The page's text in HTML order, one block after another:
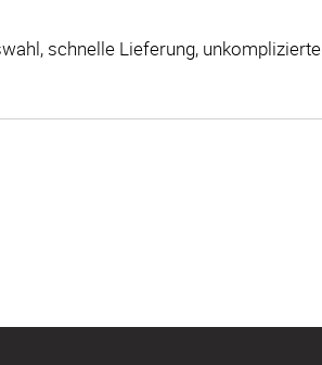
schnelle Lieferung, unkomplizierte